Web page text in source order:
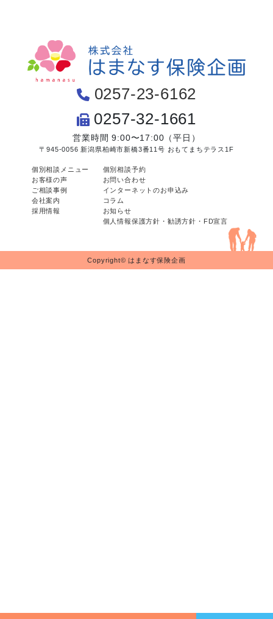
0257-23-6162
0257-32-1661
営業時間 9:00〜17:00（平日）
〒945-0056 新潟県柏崎市新橋3番11号 おもてまちテラス1F
個別相談メニュー
お客様の声
ご相談事例
会社案内
採用情報
個別相談予約
お問い合わせ
インターネットのお申込み
コラム
お知らせ
個人情報保護方針・勧誘方針・FD宣言
Copyright© はまなす保険企画